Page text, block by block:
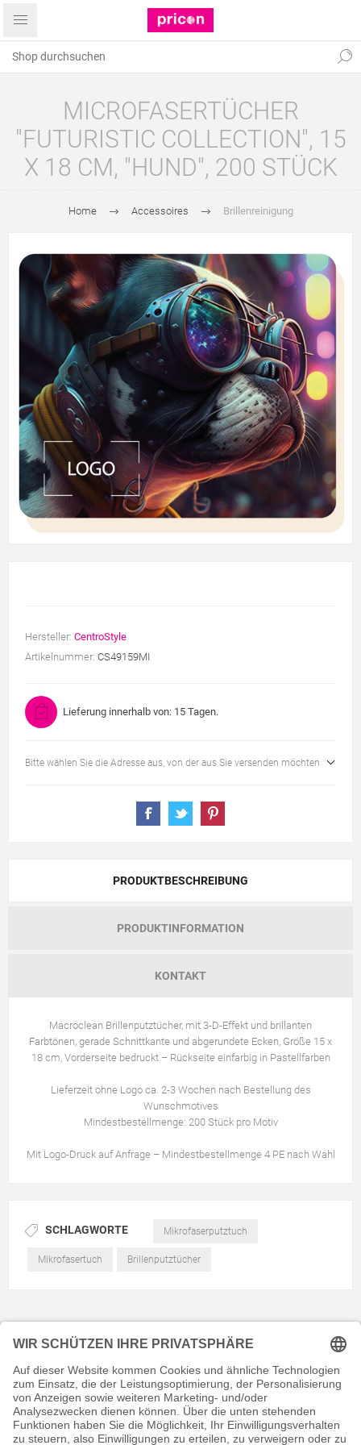
MICROFASERTÜCHER
"FUTURISTIC COLLECTION", 15
X 18 CM, "HUND", 200 STÜCK
Home Accessoires Brillenreinigung
Hersteller: CentroStyle
Artikelnummer: CS49159MI
Lieferung innerhalb von: 15 Tagen.
Bitte wählen Sie die Adresse aus, von der aus Sie versenden möchten
PRODUKTBESCHREIBUNG
PRODUKTINFORMATION
KONTAKT
Macroclean Brillenputztücher, mit 3-D-Effekt und brillanten
Farbtönen, gerade Schnittkante und abgerundete Ecken, Größe 15 x
18 cm, Vorderseite bedruckt – Rückseite einfarbig in Pastellfarben
Lieferzeit ohne Logo ca. 2-3 Wochen nach Bestellung des
Wunschmotives
Mindestbestellmenge: 200 Stück pro Motiv
Mit Logo-Druck auf Anfrage – Mindestbestellmenge 4 PE nach Wahl
SCHLAGWORTE Mikrofaserputztuch
Mikrofasertuch Brillenputztücher